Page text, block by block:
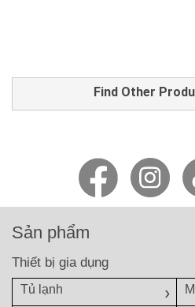
Find Other
Sản phẩm
Thiết bị gia dụng
Tủ lạnh